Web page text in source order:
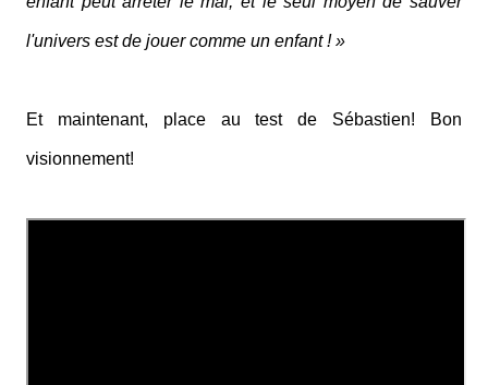
l'univers est de jouer comme un enfant ! »
Et maintenant, place au test de Sébastien! Bon
visionnement!